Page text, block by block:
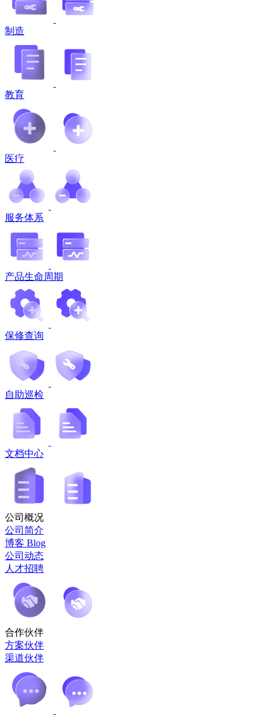
制造
教育
医疗
服务体系
产品生命周期
保修查询
自助巡检
文档中心
公司概况
公司简介
博客 Blog
公司动态
人才招聘
合作伙伴
方案伙伴
渠道伙伴